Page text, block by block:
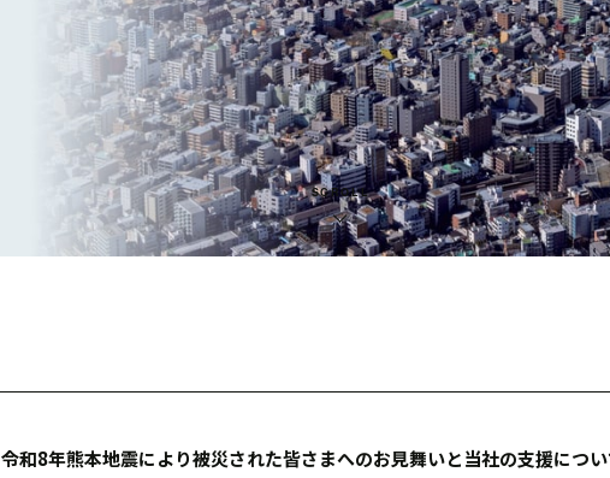
SCROLL
令和8年熊本地震により被災された皆さまへのお見舞いと当社の支援につ